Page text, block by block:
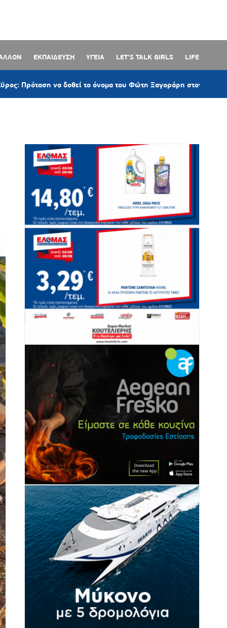
ΕΚΠΑΙΔΕΥΣΗ ΥΓΕΙΑ LET’S TALK GIRLS LIFE
δοθεί το όνομα του Φώτη Ξαγοράρη στον παραλιακό δρόμο